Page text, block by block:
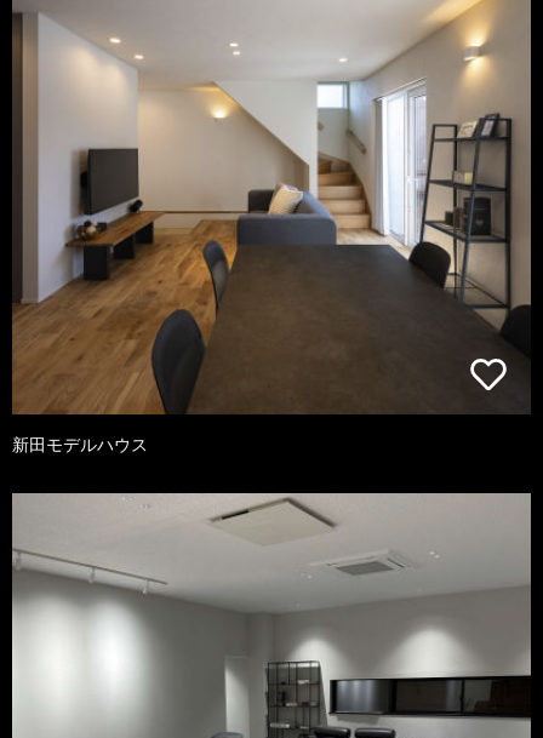
新田モデルハウス